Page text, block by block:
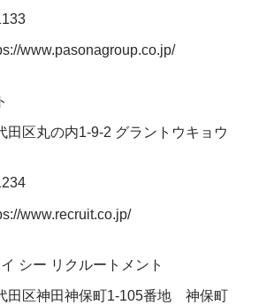
www.pasonagroup.co.jp/
田区丸の内1-9-2 グラントウキョウ
www.recruit.co.jp/
シー リクルートメント
田区神田神保町1-105番地 神保町